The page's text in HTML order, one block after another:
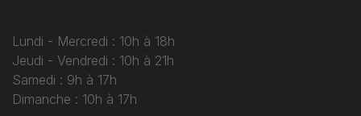
Lundi - Mercredi : 10h à 18h
Jeudi - Vendredi : 10h à 21h
Samedi : 9h à 17h
Dimanche : 10h à 17h